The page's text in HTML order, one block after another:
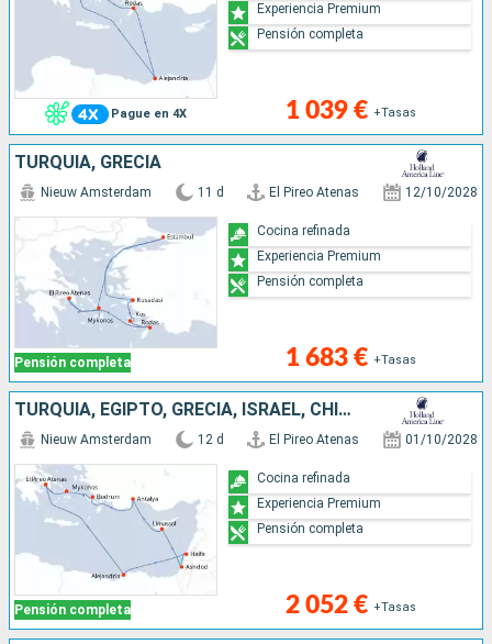
Pague en 4X 1 039 € +Tasas
Experiencia Premium
Pensión completa
TURQUÍA, GRECIA
Pensión completa
Nieuw Amsterdam 11 d El Pireo Atenas 12/10/2028
1 683 € +Tasas
Cocina refinada
Experiencia Premium
Pensión completa
TURQUÍA, EGIPTO, GRECIA, ISRAEL, CHIPRE
Pensión completa
Nieuw Amsterdam 12 d El Pireo Atenas 01/10/2028
2 052 € +Tasas
Cocina refinada
Experiencia Premium
Pensión completa